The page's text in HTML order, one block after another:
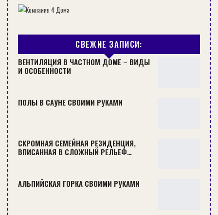
СРОК ПОВЕРКИ СЧЕТЧИКОВ ХОЛОДНОЙ И ГОРЯЧЕЙ ВОДЫ:
ИНТЕРВАЛЫ…
СОВЕТЫ
ДЕРЕВЯННЫЙ ДОМ С УНИКАЛЬНОЙ КРЫШЕЙ
СВЕЖИЕ ЗАПИСИ:
ВЕНТИЛЯЦИЯ В ЧАСТНОМ ДОМЕ – ВИДЫ
И ОСОБЕННОСТИ
ПОЛЫ В САУНЕ СВОИМИ РУКАМИ
СКРОМНАЯ СЕМЕЙНАЯ РЕЗИДЕНЦИЯ,
ВПИСАННАЯ В СЛОЖНЫЙ РЕЛЬЕФ…
АЛЬПИЙСКАЯ ГОРКА СВОИМИ РУКАМИ